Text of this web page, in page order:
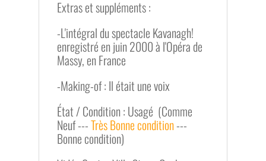
Extras et suppléments :
-L'intégral du spectacle Kavanagh!
enregistré en juin 2000 à l'Opéra de
Massy, en France
-Making-of : Il était une voix
État / Condition : Usagé (Comme
Neuf ---Très Bonne condition---
Bonne condition)